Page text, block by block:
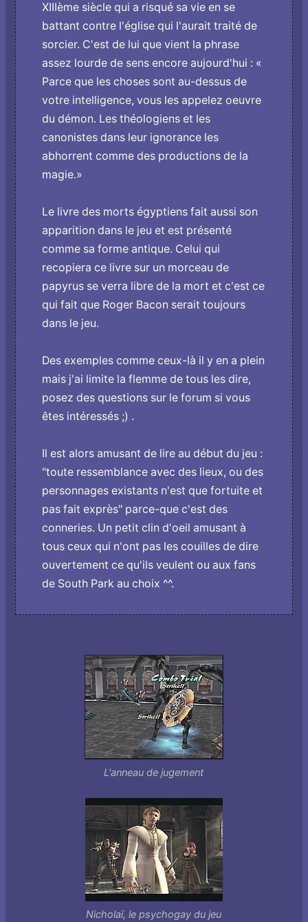
XIIIème siècle qui a risqué sa vie en se
battant contre l'église qui l'aurait traité de
sorcier. C'est de lui que vient la phrase
assez lourde de sens encore aujourd'hui : «
Parce que les choses sont au-dessus de
votre intelligence, vous les appelez oeuvre
du démon. Les théologiens et les
canonistes dans leur ignorance les
abhorrent comme des productions de la
magie.»
Le livre des morts égyptiens fait aussi son
apparition dans le jeu et est présenté
comme sa forme antique. Celui qui
recopiera ce livre sur un morceau de
papyrus se verra libre de la mort et c'est ce
qui fait que Roger Bacon serait toujours
dans le jeu.
Des exemples comme ceux-là il y en a plein
mais j'ai limite la flemme de tous les dire,
posez des questions sur le forum si vous
êtes intéressés ;) .
Il est alors amusant de lire au début du jeu :
"toute ressemblance avec des lieux, ou des
personnages existants n'est que fortuite et
pas fait exprès" parce-que c'est des
conneries. Un petit clin d'oeil amusant à
tous ceux qui n'ont pas les couilles de dire
ouvertement ce qu'ils veulent ou aux fans
de South Park au choix ^^.
L'anneau de jugement
Nicholaï, le psychogay du jeu